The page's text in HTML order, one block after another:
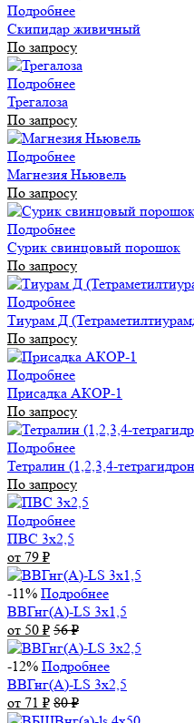
Подробнее
Скипидар живичный
По запросу
Подробнее
Трегалоза
По запросу
Подробнее
Магнезия Ньювель
По запросу
Подробнее
Сурик свинцовый порошок
По запросу
Подробнее
Тиурам Д
По запросу
Подробнее
Присадка АКОР-1
По запросу
Подробнее
Тетралин (1,2,3,4-
По запросу
Подробнее
ПВС 3х2,5
от 79 ₽
-11% Подробнее
ВВГнг(А)-LS 3х1,5
от 50 ₽ 56₽
-12% Подробнее
ВВГнг(А)-LS 3х2,5
от 71 ₽ 80₽